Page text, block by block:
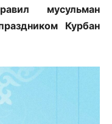
мусульман
Курбан